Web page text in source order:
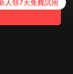
人領7天免費試用